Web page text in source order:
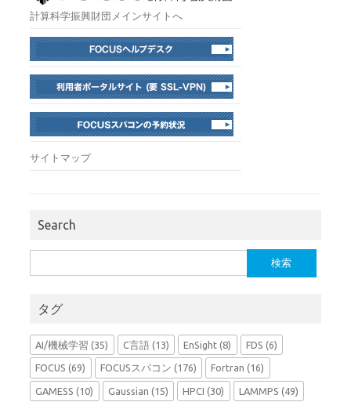
計算科学振興財団メインサイトへ
サイトマップ
Search
索:
タグ
AI/機械学習 (35) C言語(13) EnSight (8) FDS (6)
FOCUS (69) FOCUSスパコン (176) Fortran (16)
GAMESS (10) Gaussian (15) HPCI (30) LAMMPS (49)